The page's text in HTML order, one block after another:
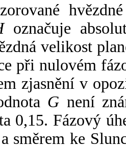
označuje
velikost
při nulovém
zjasnění v
G není
0,15. Fázový
směrem ke